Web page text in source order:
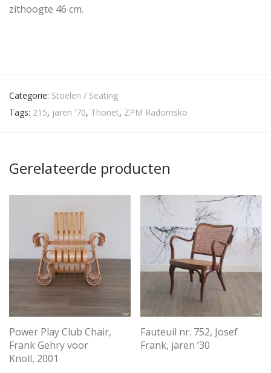
zithoogte 46 cm.
Categorie: Stoelen / Seating
Tags: 215, jaren '70, Thonet, ZPM Radomsko
Gerelateerde producten
Power Play Club Chair,
Frank Gehry voor
Knoll, 2001
Fauteuil nr. 752, Josef
Frank, jaren ’30